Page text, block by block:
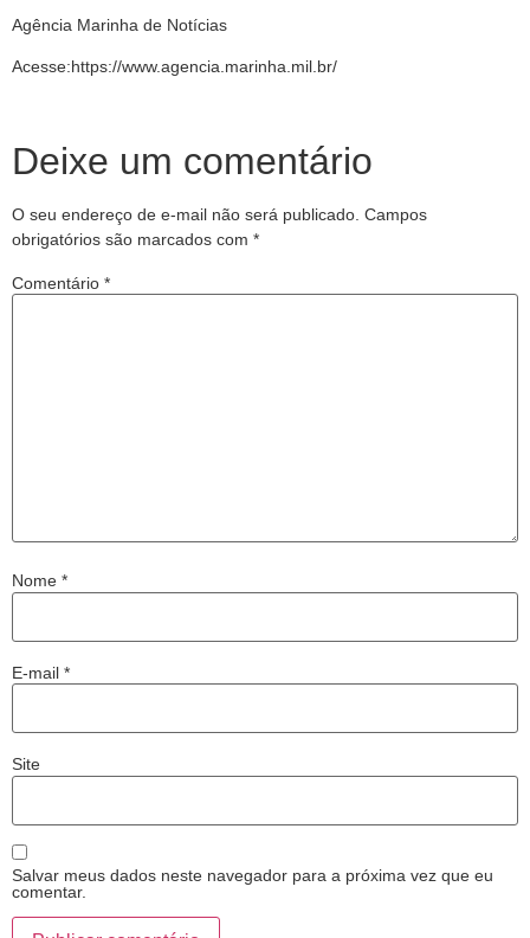
Agência Marinha de Notícias
Acesse:https://www.agencia.marinha.mil.br/
Deixe um comentário
O seu endereço de e-mail não será publicado. Campos
obrigatórios são marcados com *
Comentário *
Nome *
E-mail *
Site
Salvar meus dados neste navegador para a próxima vez que eu
comentar.